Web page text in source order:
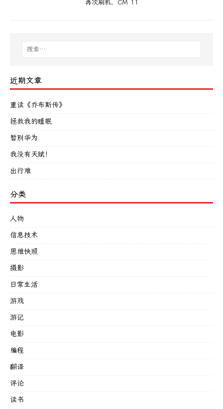
再次刷机，CM 11
近期文章
重读《乔布斯传》
拯救我的睡眠
暂别华为
我没有天赋！
出行难
分类
人物
信息技术
思维快照
摄影
日常生活
游戏
游记
电影
编程
翻译
评论
读书